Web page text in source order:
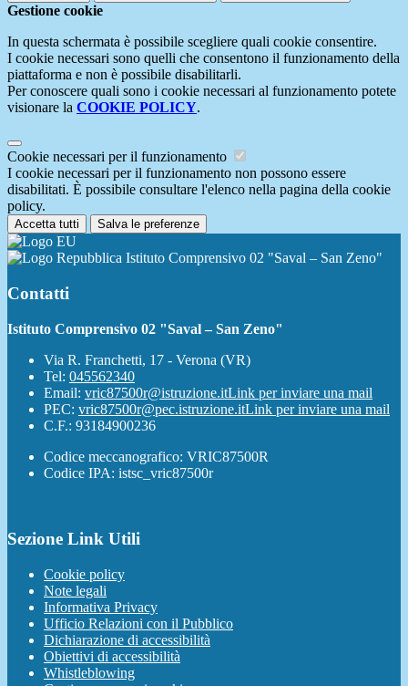
Gestione cookie
In questa schermata è possibile scegliere quali cookie consentire.
I cookie necessari sono quelli che consentono il funzionamento della
piattaforma e non è possibile disabilitarli.
Per conoscere quali sono i cookie necessari al funzionamento potete
visionare la COOKIE POLICY.
Cookie necessari per il funzionamento
I cookie necessari per il funzionamento non possono essere
disabilitati. È possibile consultare l'elenco nella pagina della cookie
policy.
Accetta tutti Salva le preferenze
Istituto Comprensivo 02 "Saval – San Zeno"
Contatti
Istituto Comprensivo 02 "Saval – San Zeno"
Via R. Franchetti, 17 - Verona (VR)
Tel: 045562340
Email: vric87500r@istruzione.itLink per inviare una mail
PEC: vric87500r@pec.istruzione.itLink per inviare una mail
C.F.: 93184900236
Codice meccanografico: VRIC87500R
Codice IPA: istsc_vric87500r
Sezione Link Utili
Cookie policy
Note legali
Informativa Privacy
Ufficio Relazioni con il Pubblico
Dichiarazione di accessibilità
Obiettivi di accessibilità
Whistleblowing